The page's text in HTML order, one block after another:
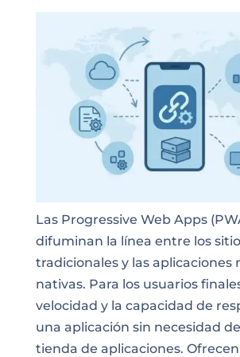
Las Progressive Web Apps
difuminan la línea entre los
tradicionales y las aplicaciones
nativas. Para los usuarios
velocidad y la capacidad de
una aplicación sin necesidad
tienda de aplicaciones.